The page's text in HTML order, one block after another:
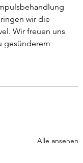
wir die
Wir freuen uns
gesünderem
Alle ansehen